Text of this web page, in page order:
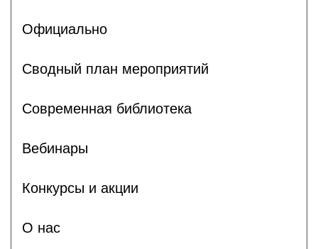
Официально
Сводный план мероприятий
Современная библиотека
Вебинары
Конкурсы и акции
О нас